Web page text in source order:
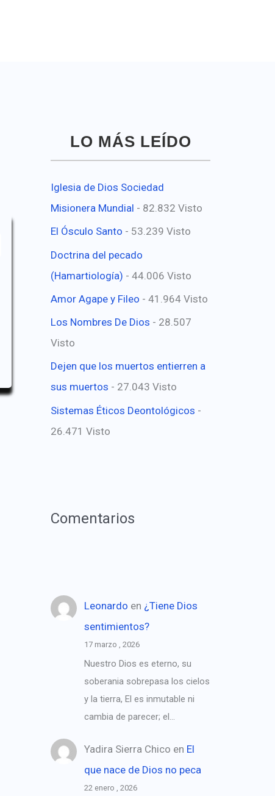
LO MÁS LEÍDO
Iglesia de Dios Sociedad
Misionera Mundial - 82.832 Visto
El Ósculo Santo - 53.239 Visto
Doctrina del pecado
(Hamartiología) - 44.006 Visto
Amor Agape y Fileo - 41.964 Visto
Los Nombres De Dios - 28.507
Visto
Dejen que los muertos entierren a
sus muertos - 27.043 Visto
Sistemas Éticos Deontológicos -
26.471 Visto
Comentarios
Leonardo en ¿Tiene Dios
sentimientos?
17 marzo , 2026
Nuestro Dios es eterno, su
soberania sobrepasa los cielos
y la tierra, El es inmutable ni
cambia de parecer; el…
Yadira Sierra Chico en El
que nace de Dios no peca
22 enero , 2026